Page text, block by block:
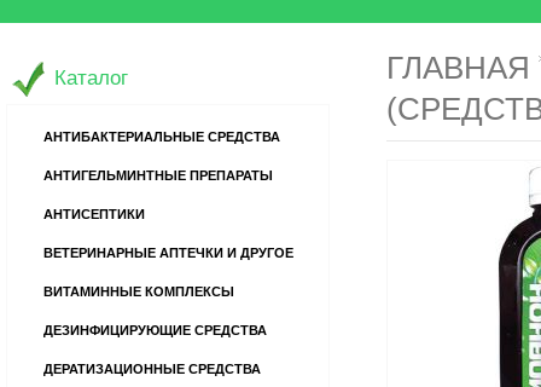
ГЛАВНАЯ
Каталог
АНТИБАКТЕРИАЛЬНЫЕ СРЕДСТВА
АНТИГЕЛЬМИНТНЫЕ ПРЕПАРАТЫ
АНТИСЕПТИКИ
ВЕТЕРИНАРНЫЕ АПТЕЧКИ И ДРУГОЕ
ВИТАМИННЫЕ КОМПЛЕКСЫ
ДЕЗИНФИЦИРУЮЩИЕ СРЕДСТВА
ДЕРАТИЗАЦИОННЫЕ СРЕДСТВА